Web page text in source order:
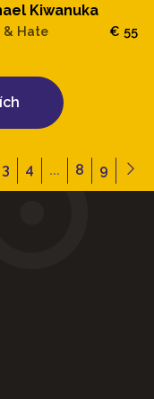
Kiwanuka
& Hate € 55
3 4 ... 8 9